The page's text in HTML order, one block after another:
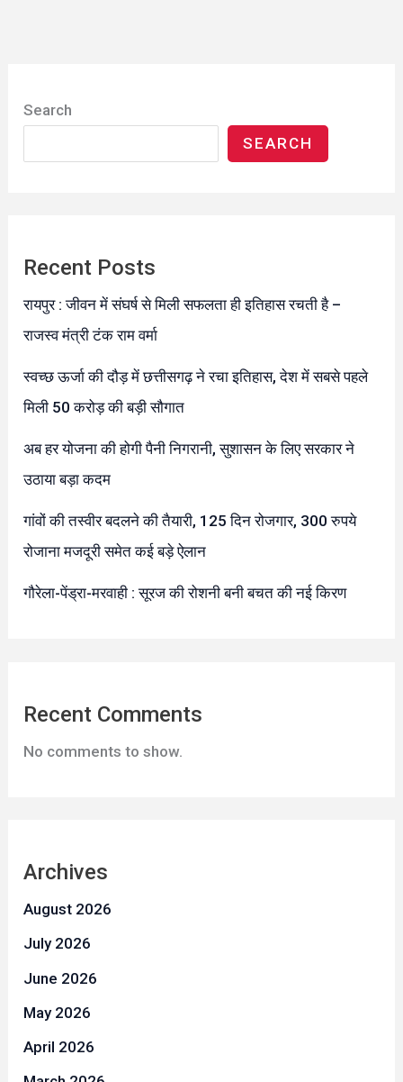
Search
SEARCH
Recent Posts
रायपुर : जीवन में संघर्ष से मिली सफलता ही इतिहास रचती है –
राजस्व मंत्री टंक राम वर्मा
स्वच्छ ऊर्जा की दौड़ में छत्तीसगढ़ ने रचा इतिहास, देश में सबसे पहले
मिली 50 करोड़ की बड़ी सौगात
अब हर योजना की होगी पैनी निगरानी, सुशासन के लिए सरकार ने
उठाया बड़ा कदम
गांवों की तस्वीर बदलने की तैयारी, 125 दिन रोजगार, 300 रुपये
रोजाना मजदूरी समेत कई बड़े ऐलान
गौरेला-पेंड्रा-मरवाही : सूरज की रोशनी बनी बचत की नई किरण
Recent Comments
No comments to show.
Archives
August 2026
July 2026
June 2026
May 2026
April 2026